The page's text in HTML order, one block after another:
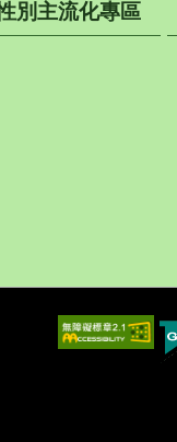
別主流化專區